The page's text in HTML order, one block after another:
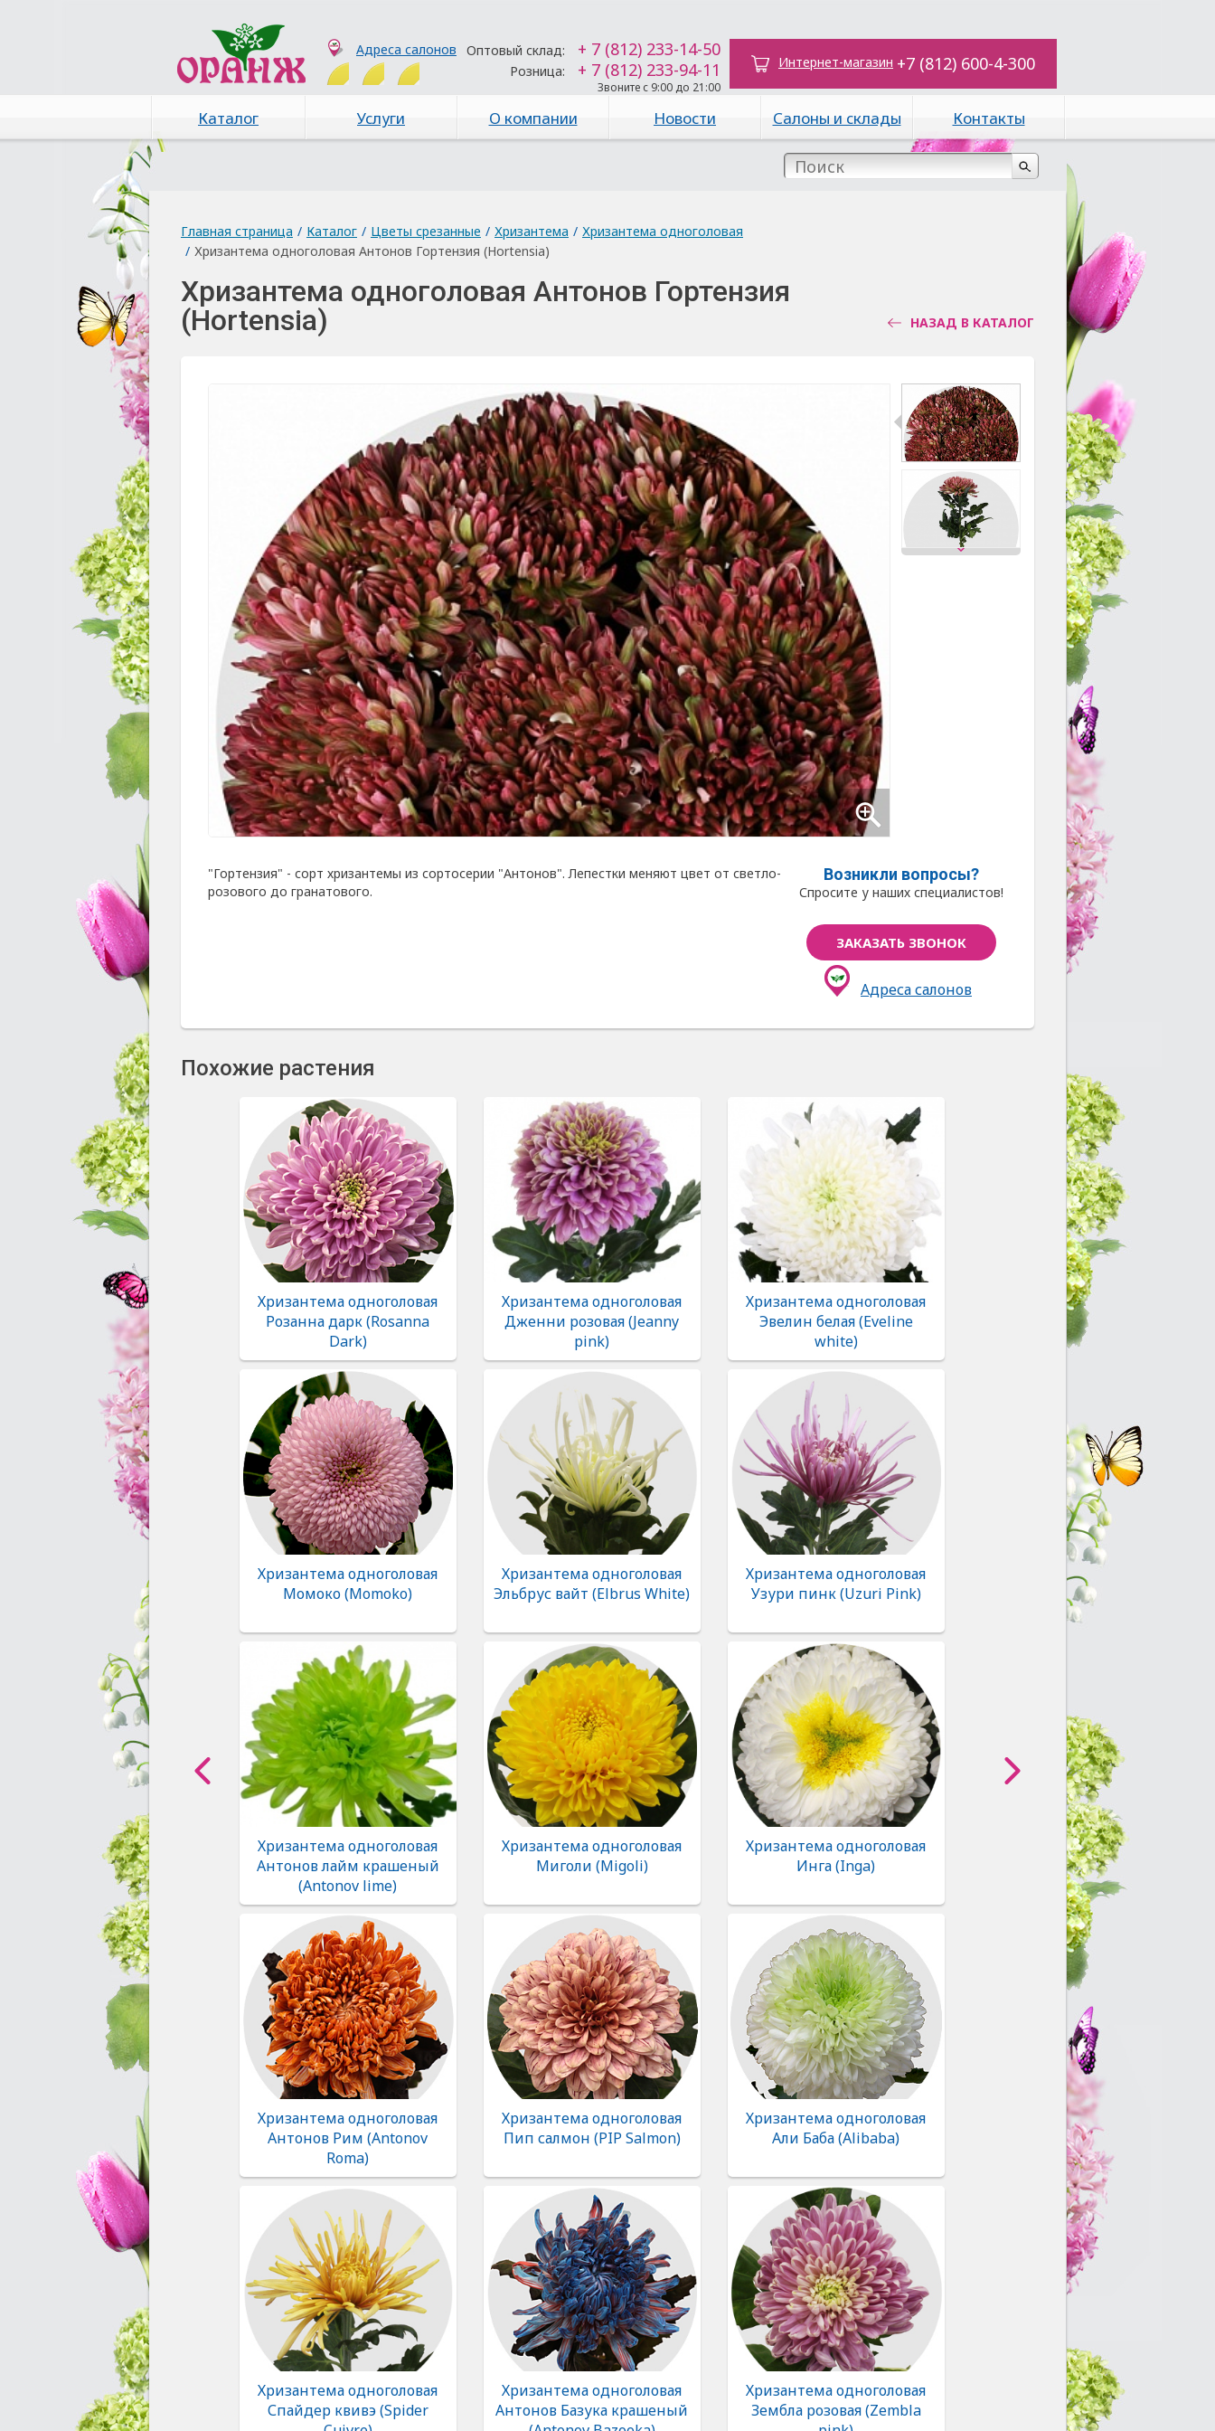
Адреса салонов Оптовый склад: + 7 (812) 233-14-50
Розница: + 7 (812) 233-94-11
Звоните с 9:00 до 21:00
Интернет-магазин +7 (812) 600-4-300
Каталог Услуги О компании Новости Салоны и склады Контакты
Главная страница / Каталог / Цветы срезанные / Хризантема / Хризантема одноголовая
/ Хризантема одноголовая Антонов Гортензия (Hortensia)
Хризантема одноголовая Антонов Гортензия
(Hortensia)
НАЗАД В КАТАЛОГ
"Гортензия" - сорт хризантемы из сортосерии "Антонов". Лепестки меняют цвет от светло-
розового до гранатового.
Возникли вопросы?
Спросите у наших специалистов!
ЗАКАЗАТЬ ЗВОНОК
Адреса салонов
Похожие растения
Хризантема одноголовая
Розанна дарк (Rosanna
Dark)
Хризантема одноголовая
Дженни розовая (Jeanny
pink)
Хризантема одноголовая
Эвелин белая (Eveline
white)
Хризантема одноголовая
Момоко (Momoko)
Хризантема одноголовая
Эльбрус вайт (Elbrus White)
Хризантема одноголовая
Узури пинк (Uzuri Pink)
Хризантема одноголовая
Антонов лайм крашеный
(Antonov lime)
Хризантема одноголовая
Миголи (Migoli)
Хризантема одноголовая
Инга (Inga)
Хризантема одноголовая
Антонов Рим (Antonov
Roma)
Хризантема одноголовая
Пип салмон (PIP Salmon)
Хризантема одноголовая
Али Баба (Alibaba)
Хризантема одноголовая
Спайдер квивэ (Spider
Хризантема одноголовая
Антонов Базука крашеный
Хризантема одноголовая
Зембла розовая (Zembla